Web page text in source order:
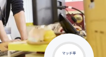
マッチ率